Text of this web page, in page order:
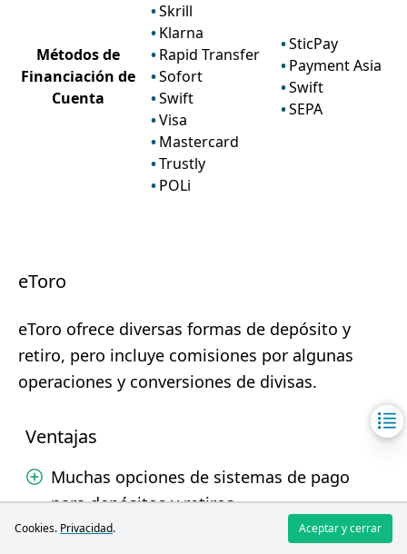
Métodos de
Financiación de
Cuenta
Skrill
Klarna
Rapid Transfer
Sofort
Swift
Visa
Mastercard
Trustly
POLi
SticPay
Payment Asia
Swift
SEPA
eToro
eToro ofrece diversas formas de depósito y
retiro, pero incluye comisiones por algunas
operaciones y conversiones de divisas.
Ventajas
Muchas opciones de sistemas de pago
para depósitos y retiros.
Sin comisión por depósito para muchos
Cookies. Privacidad. Aceptar y cerrar